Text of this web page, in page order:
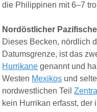
die Philippinen mit 6–7
Nordöstlicher
Dieses Becken, nördlich
Datumsgrenze, ist das
Hurrikane genannt und
Westen Mexikos und
nordwestlichen Teil
kein Hurrikan erfasst, der